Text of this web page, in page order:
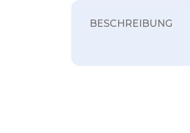
BESCHREIBUNG